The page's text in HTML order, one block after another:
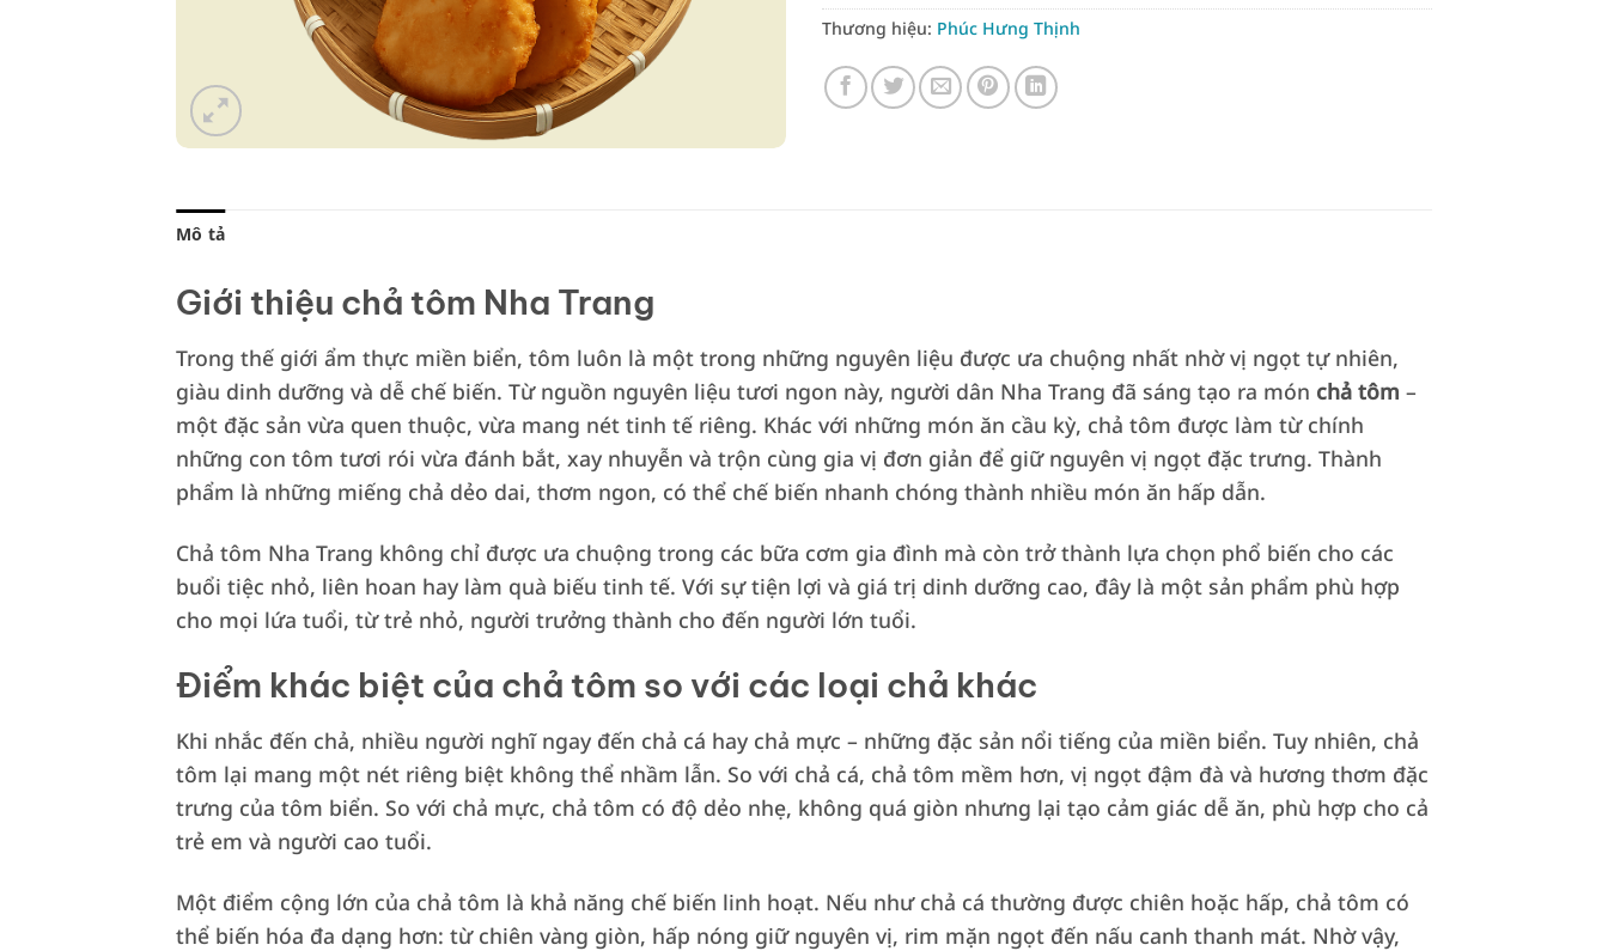
Thương hiệu: Phúc Hưng Thịnh
Mô tả
Giới thiệu chả tôm Nha Trang
Trong thế giới ẩm thực miền biển, tôm luôn là một trong những nguyên liệu được ưa chuộng nhất nhờ vị ngọt tự nhiên,
giàu dinh dưỡng và dễ chế biến. Từ nguồn nguyên liệu tươi ngon này, người dân Nha Trang đã sáng tạo ra món chả tôm –
một đặc sản vừa quen thuộc, vừa mang nét tinh tế riêng. Khác với những món ăn cầu kỳ, chả tôm được làm từ chính
những con tôm tươi rói vừa đánh bắt, xay nhuyễn và trộn cùng gia vị đơn giản để giữ nguyên vị ngọt đặc trưng. Thành
phẩm là những miếng chả dẻo dai, thơm ngon, có thể chế biến nhanh chóng thành nhiều món ăn hấp dẫn.
Chả tôm Nha Trang không chỉ được ưa chuộng trong các bữa cơm gia đình mà còn trở thành lựa chọn phổ biến cho các
buổi tiệc nhỏ, liên hoan hay làm quà biếu tinh tế. Với sự tiện lợi và giá trị dinh dưỡng cao, đây là một sản phẩm phù hợp
cho mọi lứa tuổi, từ trẻ nhỏ, người trưởng thành cho đến người lớn tuổi.
Điểm khác biệt của chả tôm so với các loại chả khác
Khi nhắc đến chả, nhiều người nghĩ ngay đến chả cá hay chả mực – những đặc sản nổi tiếng của miền biển. Tuy nhiên, chả
tôm lại mang một nét riêng biệt không thể nhầm lẫn. So với chả cá, chả tôm mềm hơn, vị ngọt đậm đà và hương thơm đặc
trưng của tôm biển. So với chả mực, chả tôm có độ dẻo nhẹ, không quá giòn nhưng lại tạo cảm giác dễ ăn, phù hợp cho cả
trẻ em và người cao tuổi.
Một điểm cộng lớn của chả tôm là khả năng chế biến linh hoạt. Nếu như chả cá thường được chiên hoặc hấp, chả tôm có
thể biến hóa đa dạng hơn: từ chiên vàng giòn, hấp nóng giữ nguyên vị, rim mặn ngọt đến nấu canh thanh mát. Nhờ vậy,